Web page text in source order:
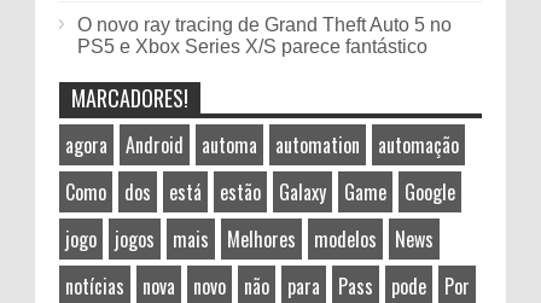
O novo ray tracing de Grand Theft Auto 5 no
PS5 e Xbox Series X/S parece fantástico
MARCADORES!
agora Android automa automation
automação
Como
dos está estão Galaxy Game
Google
jogo
jogos mais Melhores modelos
News
notícias
nova novo não para Pass pode
Por